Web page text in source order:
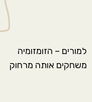
למורים – הזומזומיה
משחקים אותה מרחוק